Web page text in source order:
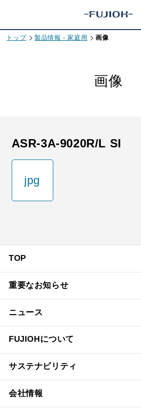
トップ 製品情報 - 家庭用 画像
画像
ASR-3A-9020R/L SI
jpg
TOP
重要なお知らせ
ニュース
FUJIOHについて
サステナビリティ
会社情報